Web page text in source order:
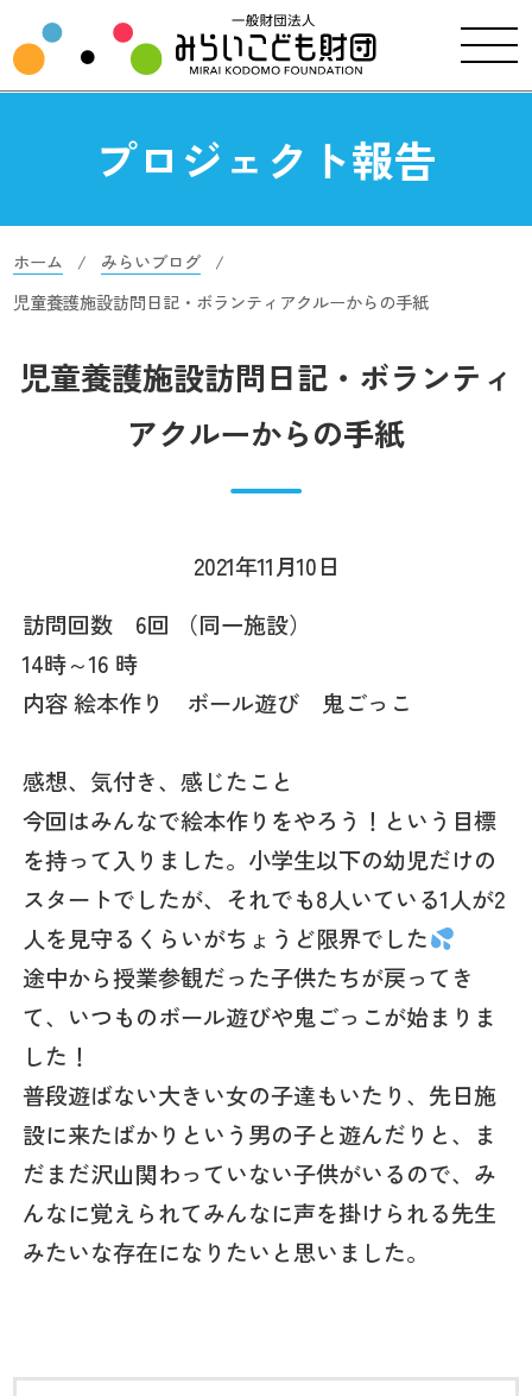
プロジェクト報告
ホーム
みらいブログ
児童養護施設訪問日記・ボランティアクルーからの手紙
児童養護施設訪問日記・ボランティ
アクルーからの手紙
2021年11月10日
訪問回数 6回 （同一施設）
14時～16 時
内容 絵本作り ボール遊び 鬼ごっこ
感想、気付き、感じたこと
今回はみんなで絵本作りをやろう！という目標
を持って入りました。小学生以下の幼児だけの
スタートでしたが、それでも8人いている1人が2
人を見守るくらいがちょうど限界でした
途中から授業参観だった子供たちが戻ってき
て、いつものボール遊びや鬼ごっこが始まりま
した！
普段遊ばない大きい女の子達もいたり、先日施
設に来たばかりという男の子と遊んだりと、ま
だまだ沢山関わっていない子供がいるので、み
んなに覚えられてみんなに声を掛けられる先生
みたいな存在になりたいと思いました。